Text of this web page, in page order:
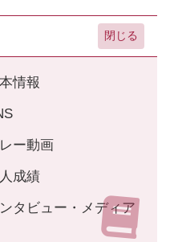
情報
ー動画
成績
タビュー・メディア